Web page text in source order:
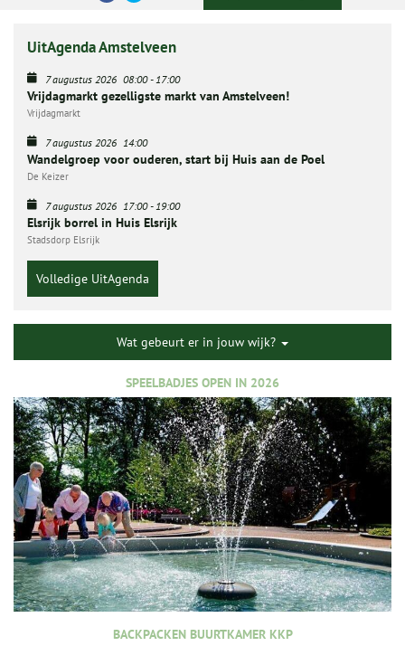
UitAgenda Amstelveen
7 augustus 2026 08:00-17:00
Vrijdagmarkt gezelligste markt van Amstelveen!
Vrijdagmarkt
7 augustus 2026 14:00
Wandelgroep voor ouderen, start bij Huis aan de Poel
De Keizer
7 augustus 2026 17:00-19:00
Elsrijk borrel in Huis Elsrijk
Stadsdorp Elsrijk
Volledige UitAgenda
Wat gebeurt er in jouw wijk?
SPEELBADJES OPEN IN 2026
BACKPACKEN BUURTKAMER KKP